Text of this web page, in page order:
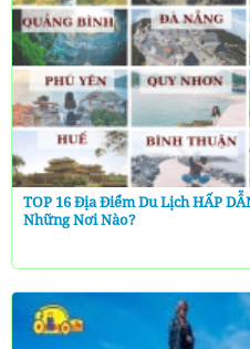
TOP 16 Địa Điểm Du Lịch HẤP
Những Nơi Nào?